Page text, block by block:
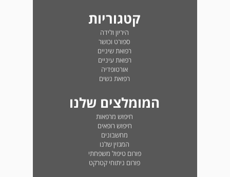
קטגוריות
היריון ולידה
ספורט וכושר
רפואת שיניים
רפואת עיניים
אורטופדיה
רפואת נשים
המומלצים שלנו
חיפוש מרפאות
חיפוש רופאים
מחשבונים
המגזין שלנו
פורום טיפול משפחתי
פורום ניתוחי קטרקט